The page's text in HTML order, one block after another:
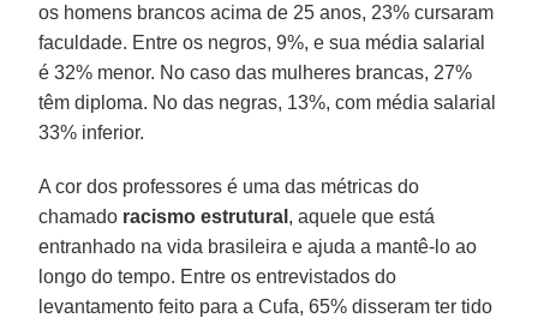
os homens brancos acima de 25 anos, 23% cursaram
faculdade. Entre os negros, 9%, e sua média salarial
é 32% menor. No caso das mulheres brancas, 27%
têm diploma. No das negras, 13%, com média salarial
33% inferior.
A cor dos professores é uma das métricas do
chamado racismo estrutural , aquele que está
entranhado na vida brasileira e ajuda a mantê-lo ao
longo do tempo. Entre os entrevistados do
levantamento feito para a Cufa, 65% disseram ter tido